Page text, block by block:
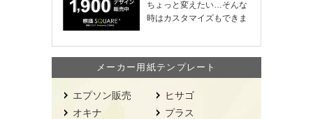
ちょっと変えたい…そんな
時はカスタマイズもできま
メーカー用紙テンプレート
エプソン販売
オキナ
ヒサゴ
プラス